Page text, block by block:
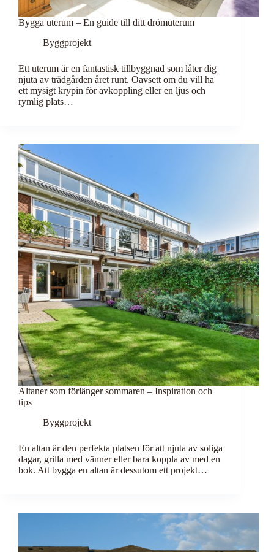
Bygga uterum – En guide till ditt drömuterum
Byggprojekt
Ett uterum är en fantastisk tillbyggnad som låter dig
njuta av trädgården året runt. Oavsett om du vill ha
ett mysigt krypin för avkoppling eller en ljus och
rymlig plats…
Altaner som förlänger sommaren – Inspiration och
tips
Byggprojekt
En altan är den perfekta platsen för att njuta av soliga
dagar, grilla med vänner eller bara koppla av med en
bok. Att bygga en altan är dessutom ett projekt…